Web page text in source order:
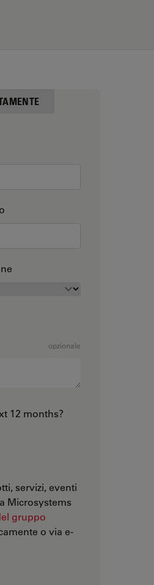
opzionale
12 months?
servizi, eventi
Microsystems
gruppo
o via e-